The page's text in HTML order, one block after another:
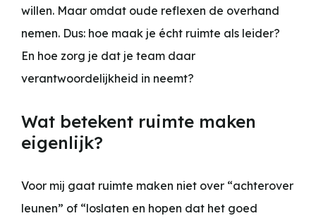
willen. Maar omdat oude reflexen de overhand
nemen. Dus: hoe maak je écht ruimte als leider?
En hoe zorg je dat je team daar
verantwoordelijkheid in neemt?
Wat betekent ruimte maken
eigenlijk?
Voor mij gaat ruimte maken niet over “achterover
leunen” of “loslaten en hopen dat het goed